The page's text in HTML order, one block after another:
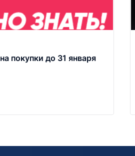
покупки до 31 января